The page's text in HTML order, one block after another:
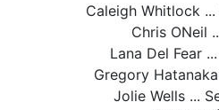
Caleigh Whitlock
Chris ONeil
Lana Del Fear
Gregory
Jolie Wells ...